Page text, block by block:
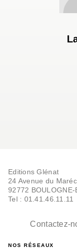
Editions Glénat
24 Avenue du
92772 BOULOGNE-
Tel : 01.41.46.11.11
Contactez-
NOS RÉSEAUX